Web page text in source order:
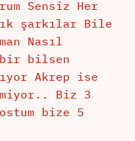
Sensiz Her
şarkılar Bile
Nasıl
bir bilsen
Akrep ise
Biz 3
bize 5